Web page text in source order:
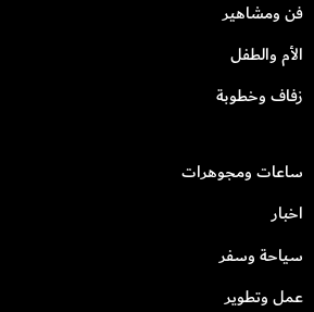
فن ومشاهير
الأم والطفل
زفاف وخطوبة
ساعات ومجوهرات
اخبار
سياحة وسفر
عمل وتطوير